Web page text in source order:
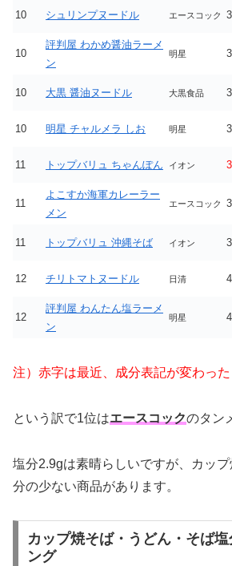
10 シュリンプヌードル エースコック
10
評判屋 わかめ醤油ラーメ
ン
明星
10 大黒 醤油ヌードル 大黒食品
10 明星 チャルメラ しお 明星
11 トップバリュ ちゃんぽん イオン
11
よこすか海軍カレーラー
メン
エースコック
11 トップバリュ 沖縄そば イオン
12 チリトマトヌードル 日清
12
評判屋 わんたん塩ラーメ
ン
明星
注）赤字は最近、成分表記が変わった
という訳で1位はエースコックのタン
塩分2.9gは素晴らしいですが、カッ
分の少ない商品があります。
カップ焼そば・うどん・そば
ング